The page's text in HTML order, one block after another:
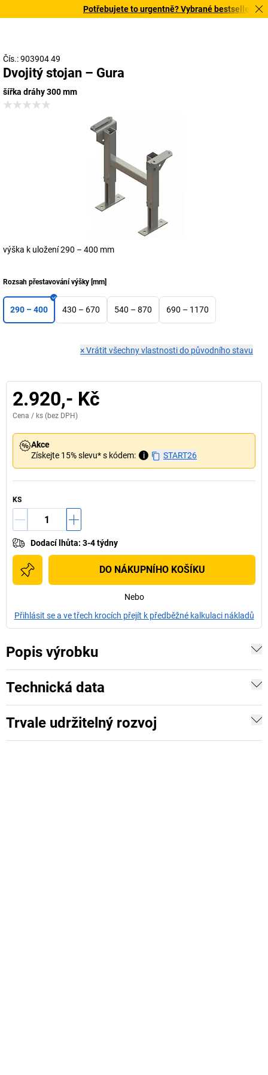
Potřebujete to urgentně? Vybrané bestsellery
Čís.: 903904 49
Dvojitý stojan – Gura
šířka dráhy 300 mm
výška k uložení 290 – 400 mm
Rozsah přestavování výšky [mm]
290 – 400 430 – 670 540 – 870 690 – 1170
×Vrátit všechny vlastnosti do původního stavu
2.920,- Kč
Cena / ks (bez DPH)
Akce
Získejte 15% slevu* s kódem:
i START26
KS
Dodací lhůta: 3-4 týdny
DO NÁKUPNÍHO KOŠÍKU
Nebo
Přihlásit se a ve třech krocích přejít k předběžné kalkulaci nákladů
Popis výrobku
Technická data
Trvale udržitelný rozvoj